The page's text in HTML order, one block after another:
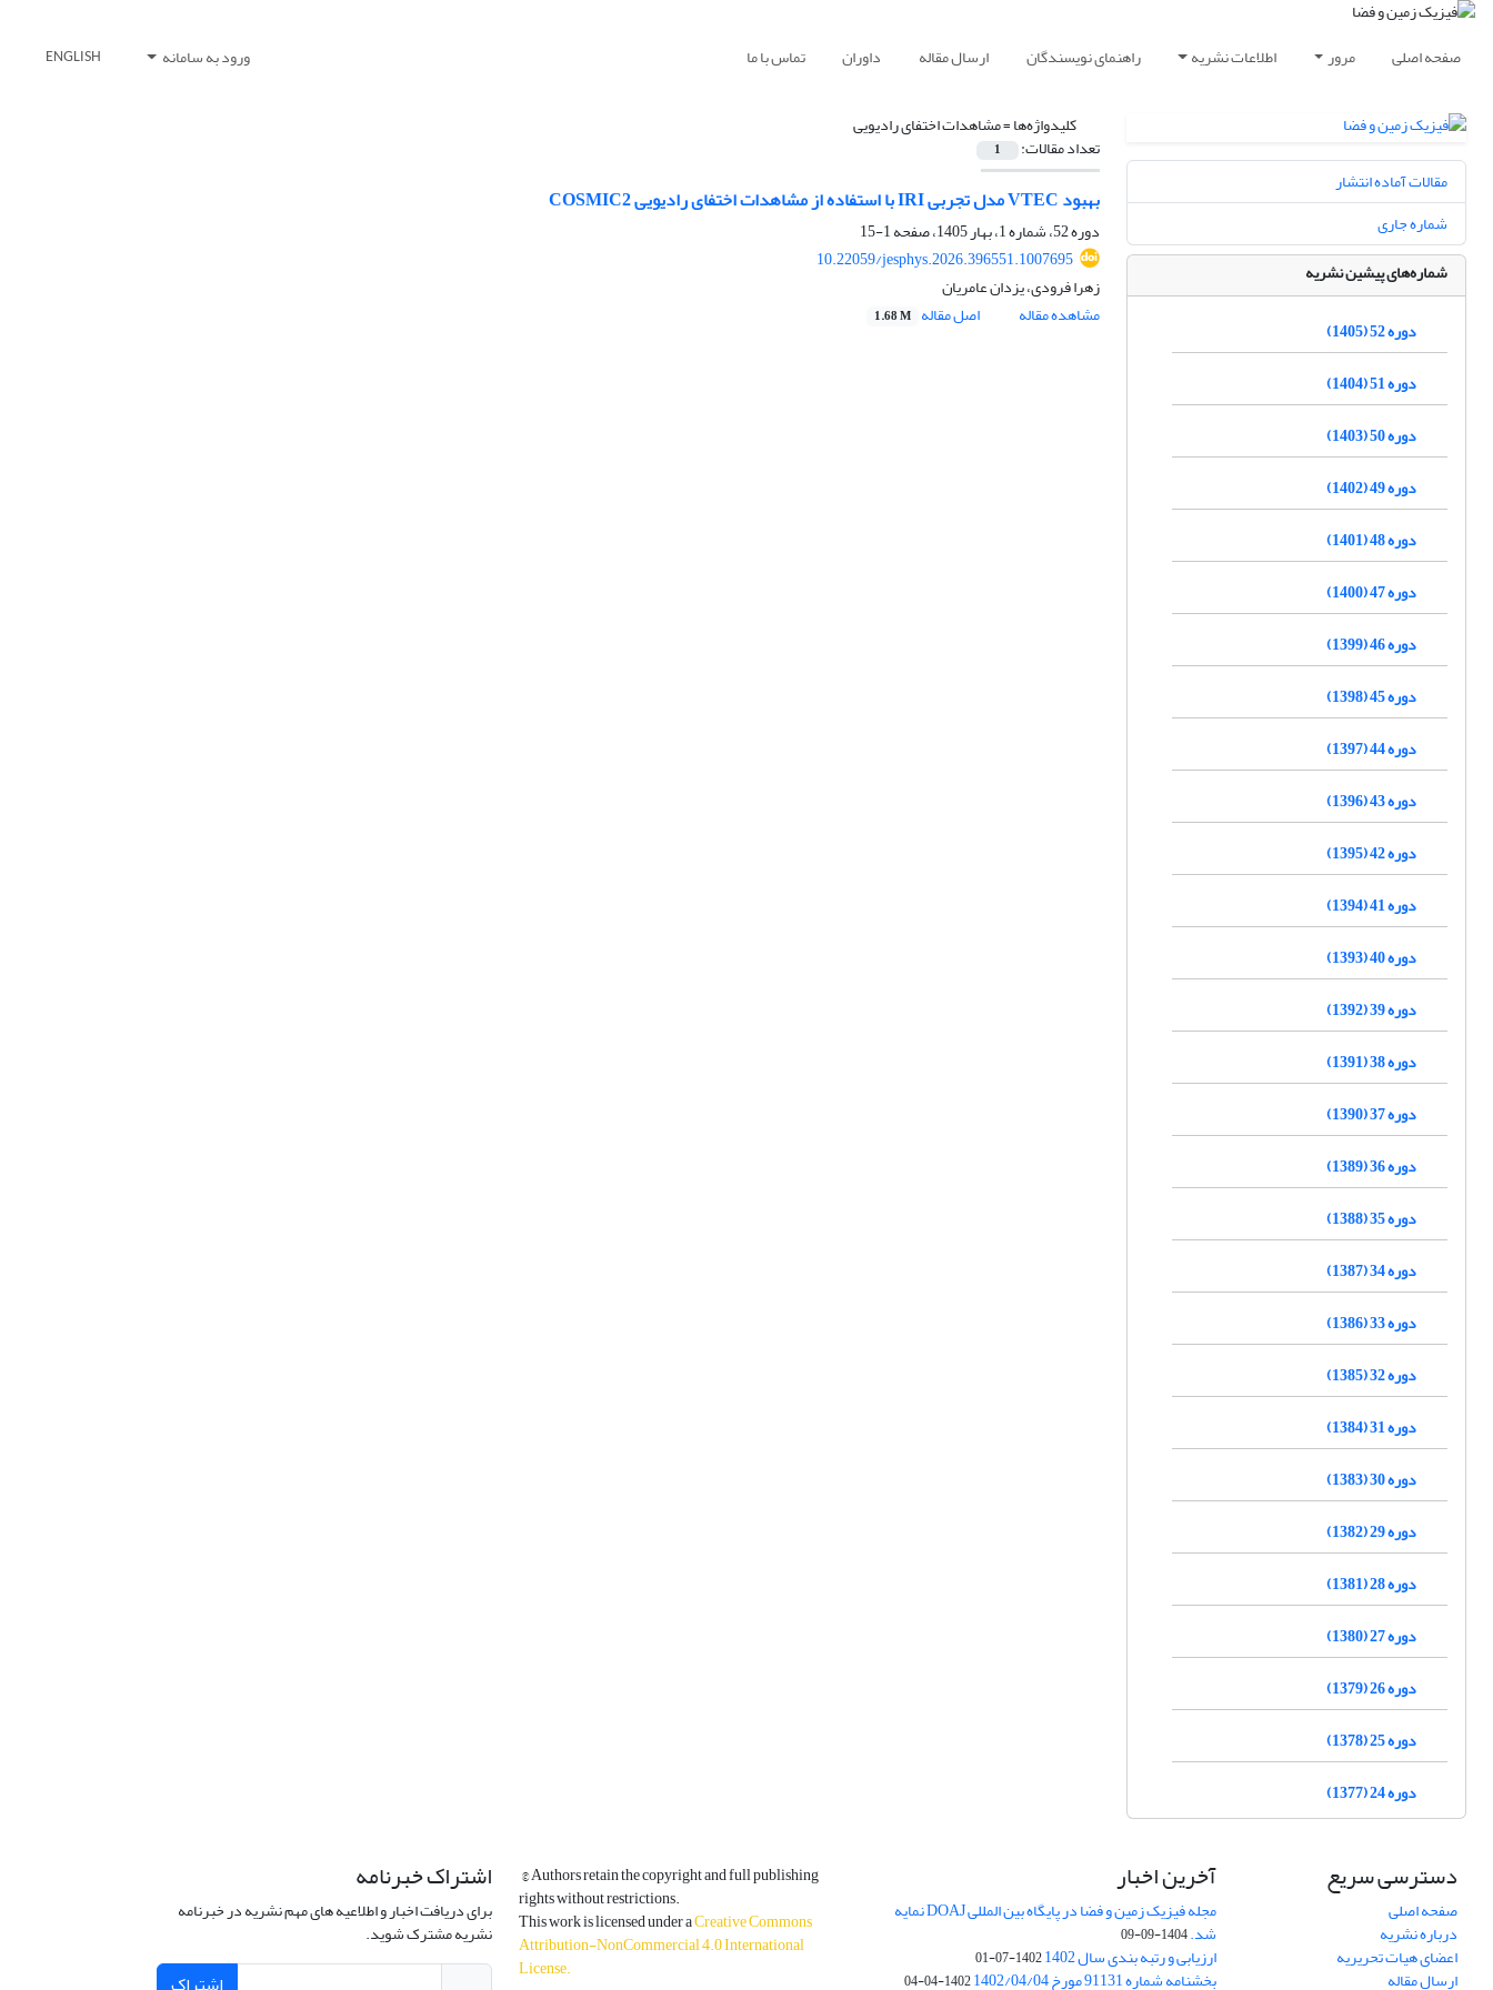
صفحه اصلی مرور اطلاعات نشریه راهنمای نویسندگان ارسال مقاله داوران تماس با ما ورود به سامانه ENGLISH
کلیدواژه‌ها =مشاهدات اختفای رادیویی
تعداد مقالات: 1
بهبود VTEC مدل تجربی IRI با استفاده از مشاهدات اختفای رادیویی COSMIC2
دوره 52، شماره 1، بهار 1405، صفحه
1-15
10.22059/jesphys.2026.396551.1007695
زهرا فرودی، یزدان عامریان
مشاهده مقاله
اصل مقاله 1.68 M
مقالات آماده انتشار
شماره جاری
شماره‌های پیشین نشریه
دوره 52 (1405)
دوره 51 (1404)
دوره 50 (1403)
دوره 49 (1402)
دوره 48 (1401)
دوره 47 (1400)
دوره 46 (1399)
دوره 45 (1398)
دوره 44 (1397)
دوره 43 (1396)
دوره 42 (1395)
دوره 41 (1394)
دوره 40 (1393)
دوره 39 (1392)
دوره 38 (1391)
دوره 37 (1390)
دوره 36 (1389)
دوره 35 (1388)
دوره 34 (1387)
دوره 33 (1386)
دوره 32 (1385)
دوره 31 (1384)
دوره 30 (1383)
دوره 29 (1382)
دوره 28 (1381)
دوره 27 (1380)
دوره 26 (1379)
دوره 25 (1378)
دوره 24 (1377)
دسترسی سریع
صفحه اصلی
درباره نشریه
اعضای هیات تحریریه
ارسال مقاله
آخرین اخبار
مجله فیزیک زمین و فضا در پایگاه بین المللی DOAJ نمایه
شد.1404-09-09
ارزیابی و رتبه بندی سال 1402 1402-07-01
بخشنامه شماره 91131 مورخ 1402/04/04 1402-04-04
© Authors retain the copyright and full publishing
rights without restrictions.
This work is licensed under aCreative Commons
Attribution-NonCommercial 4.0 International
License.
اشتراک خبرنامه
برای دریافت اخبار و اطلاعیه های مهم نشریه در خبرنامه
نشریه مشترک شوید.